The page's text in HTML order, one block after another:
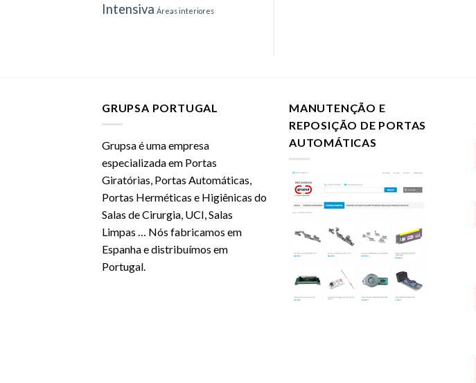
Intensiva Áreas interiores
GRUPSA PORTUGAL
Grupsa é uma empresa
especializada em Portas
Giratórias, Portas Automáticas,
Portas Herméticas e Higiênicas do
Salas de Cirurgia, UCI, Salas
Limpas … Nós fabricamos em
Espanha e distribuímos em
Portugal.
MANUTENÇÃO E
REPOSIÇÃO DE PORTAS
AUTOMÁTICAS